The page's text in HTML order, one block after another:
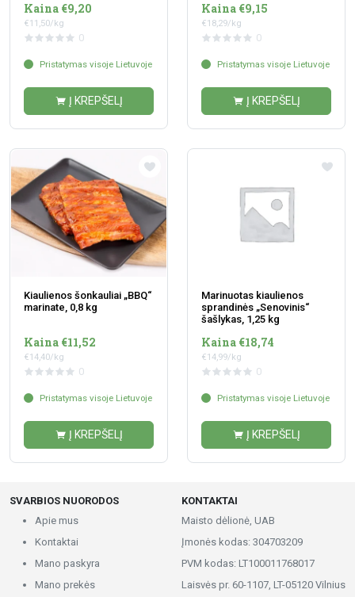
Kaina €9,20
€11,50/kg
0
Pristatymas visoje Lietuvoje
Į KREPŠELĮ
Kaina €9,15
€18,29/kg
0
Pristatymas visoje Lietuvoje
Į KREPŠELĮ
Kiaulienos šonkauliai „BBQ“
marinate, 0,8 kg
Kaina €11,52
€14,40/kg
0
Pristatymas visoje Lietuvoje
Į KREPŠELĮ
Marinuotas kiaulienos
sprandinės „Senovinis“
šašlykas, 1,25 kg
Kaina €18,74
€14,99/kg
0
Pristatymas visoje Lietuvoje
Į KREPŠELĮ
SVARBIOS NUORODOS
Apie mus
Kontaktai
Mano paskyra
Mano prekės
KONTAKTAI
Maisto dėlionė, UAB
Įmonės kodas: 304703209
PVM kodas: LT100011768017
Laisvės pr. 60-1107, LT-05120 Vilnius